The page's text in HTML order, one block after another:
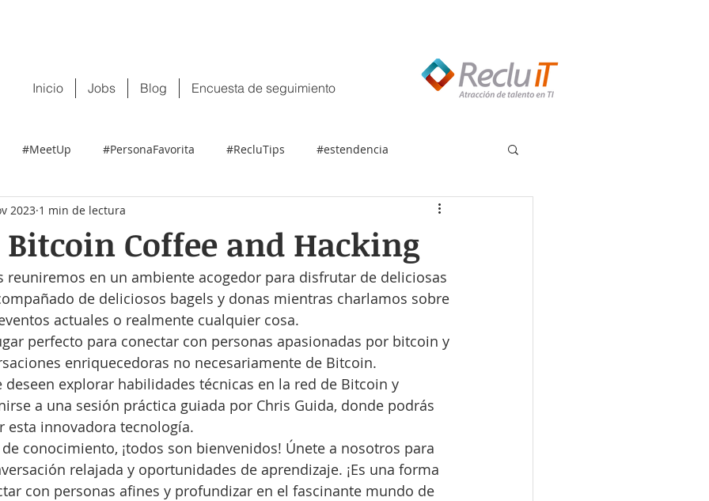
Inicio Jobs Blog Encuesta de seguimiento
#MeetUp #PersonaFavorita #RecluTips #estendencia
Coffee and Hacking
2023 1 min de lectura
reuniremos en un ambiente acogedor para disfrutar de deliciosas
de deliciosos bagels y donas mientras charlamos sobre
actuales o realmente cualquier cosa.
perfecto para conectar con personas apasionadas por bitcoin y
enriquecedoras no necesariamente de Bitcoin.
deseen explorar habilidades técnicas en la red de Bitcoin y
a una sesión práctica guiada por Chris Guida, donde podrás
esta innovadora tecnología.
conocimiento, ¡todos son bienvenidos! Únete a nosotros para
relajada y oportunidades de aprendizaje. ¡Es una forma
con personas afines y profundizar en el fascinante mundo de